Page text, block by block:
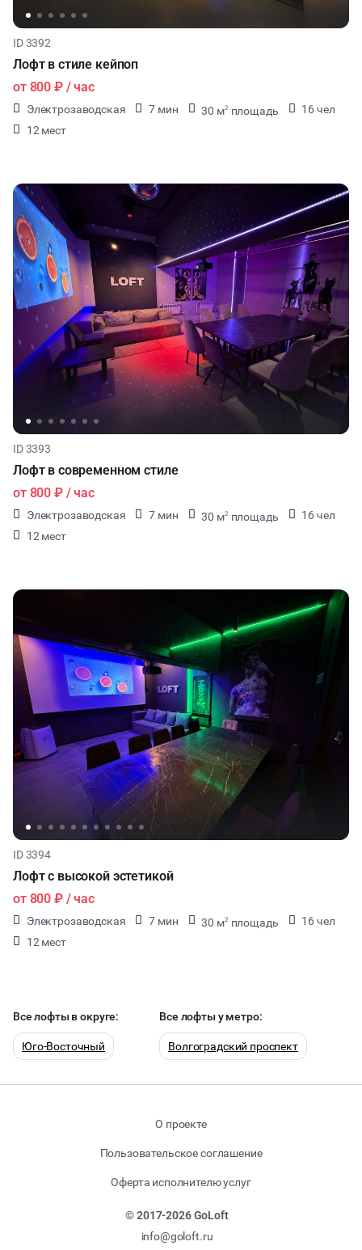
ID 3392
Лофт в стиле кейпоп
от 800 ₽/ час
Электрозаводская 7 мин 30 м2 площадь
16 чел
12 мест
ID 3393
Лофт в современном стиле
от 800 ₽/ час
Электрозаводская 7 мин 30 м2 площадь
16 чел
12 мест
ID 3394
Лофт с высокой эстетикой
от 800 ₽/ час
Электрозаводская 7 мин 30 м2 площадь
16 чел
12 мест
Все лофты в округе:
Юго-Восточный
Все лофты у метро:
Волгоградский проспект
О проекте
Пользовательское соглашение
Оферта исполнителю услуг
© 2017-2026 GoLoft
info@goloft.ru